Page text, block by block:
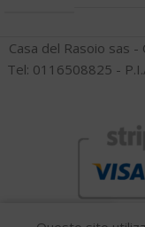
Casa del Rasoio sas
Tel: 0116508825 -